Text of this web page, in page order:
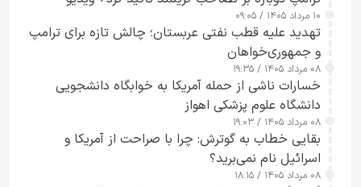
۱۰ مرداد ۱۴۰۵ / ۰۹:۰۵
تهدید علیه قطب نفتی عربستان؛ چالش تازه برای ترامپ
و جمهوری‌خواهان
۰۸ مرداد ۱۴۰۵ / ۱۹:۳۵
خسارات ناشی از حمله آمریکا به خوابگاه دانشجویی
دانشگاه علوم پزشکی اهواز
۰۸ مرداد ۱۴۰۵ / ۱۹:۰۳
بقایی خطاب به گوترش: چرا با صراحت از آمریکا و
اسرائیل نام نمی‌برید؟
۰۸ مرداد ۱۴۰۵ / ۱۸:۱۵